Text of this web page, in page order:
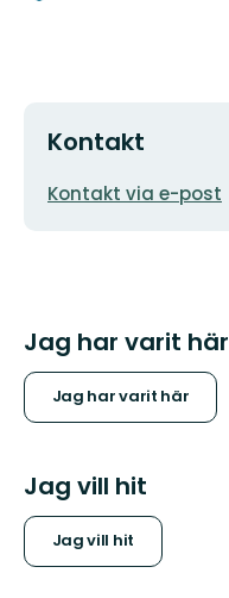
Kontakt
E-
Kontakt via e-post
Jag har varit här
Jag har varit här
Jag vill hit
Jag vill hit